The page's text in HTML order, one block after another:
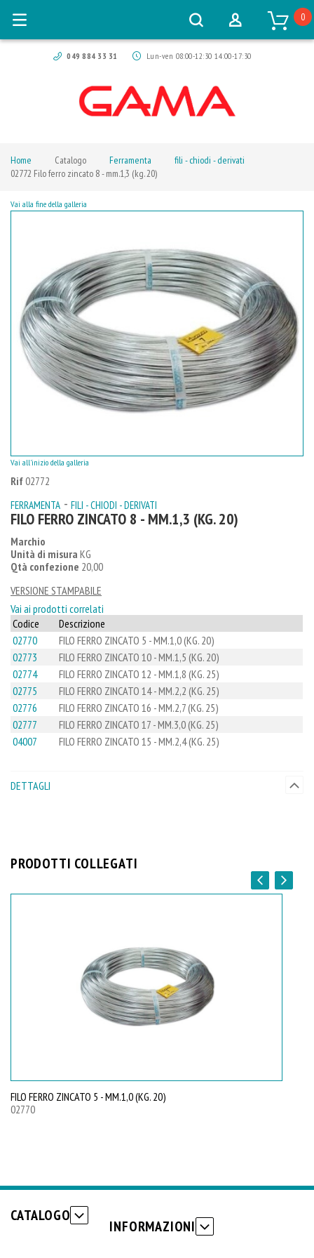
049 884 33 31 Lun-ven 08:00-12:30 14:00-17:30
0
Home Catalogo Ferramenta
fili - chiodi - derivati
02772 Filo ferro zincato 8 - mm.1,3 (kg. 20)
Rif02772
FERRAMENTA - FILI - CHIODI - DERIVATI
FILO FERRO ZINCATO 8 - MM.1,3 (KG. 20)
Marchio
Unità di misura KG
Qtà confezione 20,00
VERSIONE STAMPABILE
Vai ai prodotti correlati
Codice
Descrizione
02770
FILO FERRO ZINCATO 5 - MM.1,0 (KG. 20)
02773
FILO FERRO ZINCATO 10 - MM.1,5 (KG. 20)
02774
FILO FERRO ZINCATO 12 - MM.1,8 (KG. 25)
02775
FILO FERRO ZINCATO 14 - MM.2,2 (KG. 25)
02776
FILO FERRO ZINCATO 16 - MM.2,7 (KG. 25)
02777
FILO FERRO ZINCATO 17 - MM.3,0 (KG. 25)
04007
FILO FERRO ZINCATO 15 - MM.2,4 (KG. 25)
Vai alla fine della galleria
Vai all'inizio della galleria
DETTAGLI
PRODOTTI COLLEGATI
FILO FERRO ZINCATO 5 - MM.1,0 (KG. 20)
02770
CATALOGO
INFORMAZIONI